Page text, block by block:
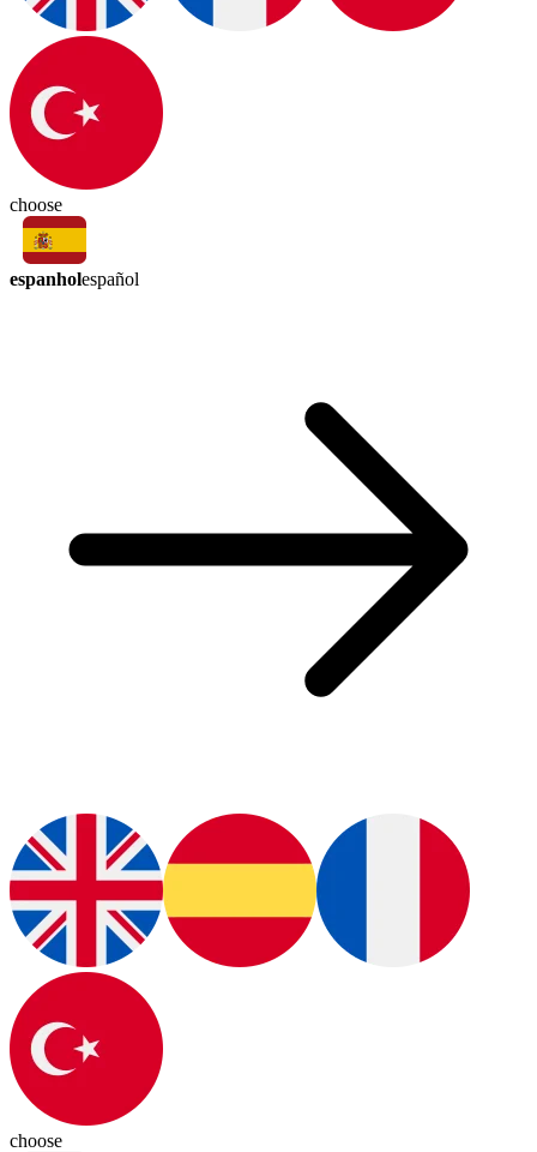
choose
espanholespañol
choose